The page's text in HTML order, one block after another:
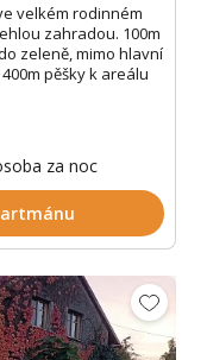
velkém rodinném
zahradou. 100m
zeleně, mimo hlavní
pěšky k areálu
za noc